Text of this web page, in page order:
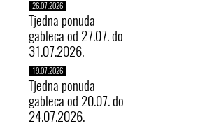
26.07.2026
Tjedna ponuda
gableca od 27.07. do
31.07.2026.
19.07.2026
Tjedna ponuda
gableca od 20.07. do
24.07.2026.